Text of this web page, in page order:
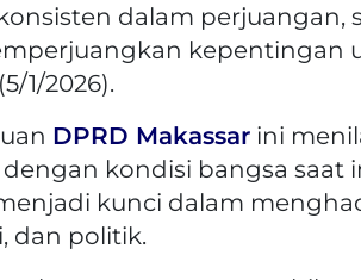
dalam perjuangan,
kepentingan
1/2026).
DPRD Makassar ini
kondisi bangsa saat
kunci dalam
dan politik.